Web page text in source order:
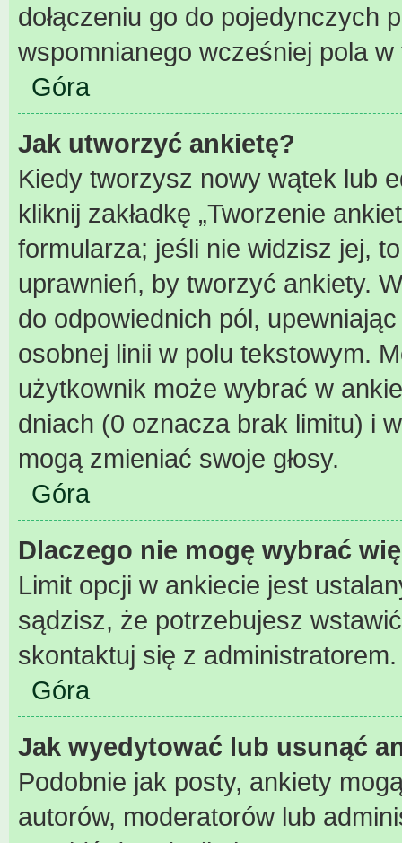
dołączeniu go do pojedynczych
wspomnianego wcześniej pola
Góra
Jak utworzyć ankietę?
Kiedy tworzysz nowy wątek lub
kliknij zakładkę „Tworzenie
formularza; jeśli nie widzisz jej,
uprawnień, by tworzyć ankiety.
do odpowiednich pól,
osobnej linii w polu tekstowym.
użytkownik może wybrać w
dniach (0 oznacza brak limitu) i
mogą zmieniać swoje głosy.
Góra
Dlaczego nie mogę wybrać
Limit opcji w ankiecie jest
sądzisz, że potrzebujesz
skontaktuj się z administratorem.
Góra
Jak wyedytować lub usunąć
Podobnie jak posty, ankiety
autorów, moderatorów lub